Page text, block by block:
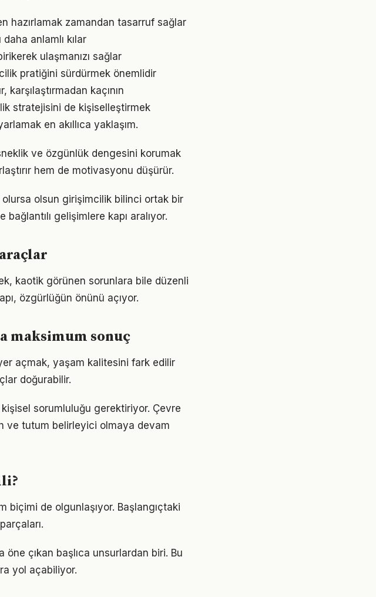
hazırlamak zamandan tasarruf sağlar
anlamlı kılar
ulaşmanızı sağlar
pratiğini sürdürmek önemlidir
kaçının
stratejisini de kişiselleştirmek
en akıllıca yaklaşım.
ve özgünlük dengesini korumak
hem de motivasyonu düşürür.
olsun girişimcilik bilinci ortak bir
gelişimlere kapı aralıyor.
kaotik görünen sorunlara bile düzenli
özgürlüğün önünü açıyor.
maksimum sonuç
açmak, yaşam kalitesini fark edilir
doğurabilir.
sorumluluğu gerektiriyor. Çevre
ve tutum belirleyici olmaya devam
biçimi de olgunlaşıyor. Başlangıçtaki
çıkan başlıca unsurlardan biri. Bu
yol açabiliyor.